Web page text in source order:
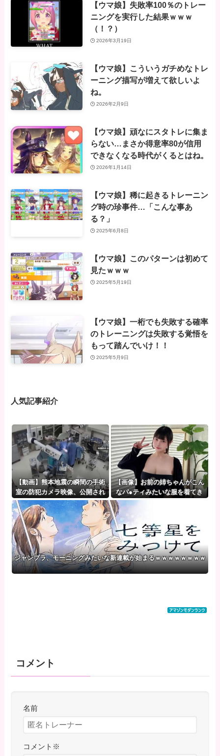
【ウマ娘】失敗率100％のトレー
ニングを実行した結果ｗｗｗ
（！？）
2026年3月19日
【ウマ娘】こういうガチめなトレ
ーニング描写が増えて欲しいよ
ね。
2026年2月9日
【ウマ娘】頑なにスタトレに集ま
らない…まさか得意率80が信用
できなくなる時代がくるとはね。
2026年1月14日
【ウマ娘】稀に起きるトレーニン
グ時の珍事件…「こんな事あ
る？」
2025年6月8日
【ウマ娘】このパターンは初めて
見たｗｗｗ
2025年5月19日
【ウマ娘】一桁でも失敗する確率
のトレーニングは失敗する覚悟を
もって踏んでいけ！！
2025年5月9日
人気記事紹介
【動画】熊本地震の瞬間の手術
室の防犯カメラ映像、公開され
る
【画像】お前の姉ちゃんがこん
なパ●ティみたいな服を着てき
たらどうする？
ジャンプラ、モーニングみたいな新連載が始まるｗｗｗｗｗｗｗｗ
コメント
名前
コメント ※